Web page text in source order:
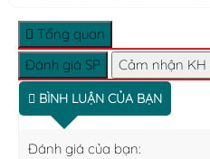
Tổng quan
Đánh giá SP
Cảm nhận
BÌNH LUẬN CỦA BẠN
Đánh giá của bạn: